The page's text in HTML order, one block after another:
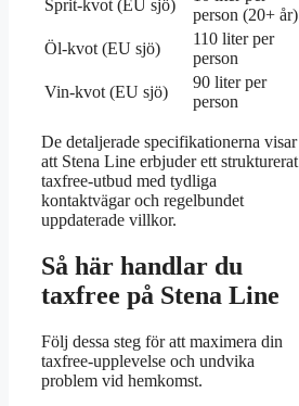
Sprit-kvot (EU sjö)
person (20+ år)
Öl-kvot (EU sjö)
110 liter per
person
Vin-kvot (EU sjö)
90 liter per
person
De detaljerade specifikationerna visar
att Stena Line erbjuder ett strukturerat
taxfree-utbud med tydliga
kontaktvägar och regelbundet
uppdaterade villkor.
Så här handlar du
taxfree på Stena Line
Följ dessa steg för att maximera din
taxfree-upplevelse och undvika
problem vid hemkomst.